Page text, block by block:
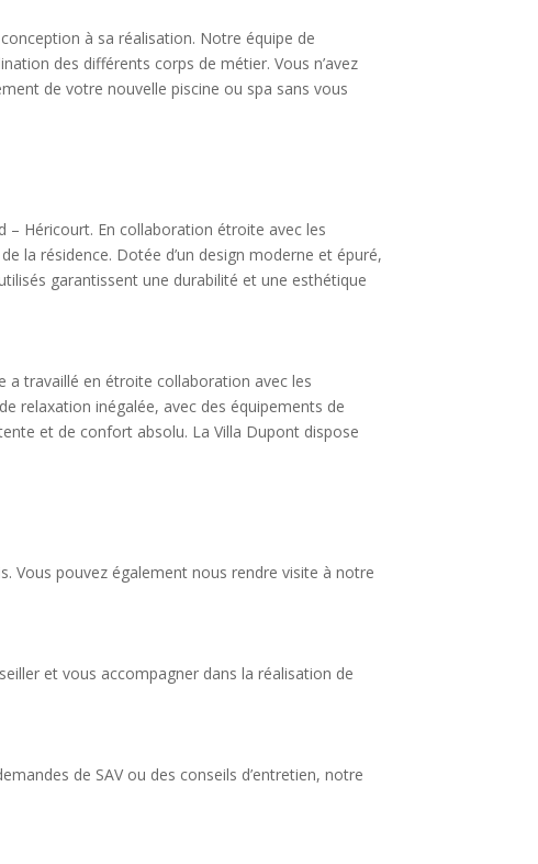
à sa réalisation. Notre équipe de
des différents corps de métier. Vous n’avez
de votre nouvelle piscine ou spa sans vous
– Héricourt. En collaboration étroite avec les
la résidence. Dotée d’un design moderne et épuré,
garantissent une durabilité et une esthétique
a travaillé en étroite collaboration avec les
relaxation inégalée, avec des équipements de
et de confort absolu. La Villa Dupont dispose
Vous pouvez également nous rendre visite à notre
et vous accompagner dans la réalisation de
de SAV ou des conseils d’entretien, notre